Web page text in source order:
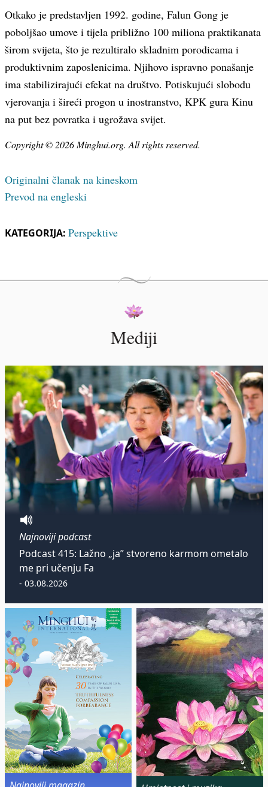
Otkako je predstavljen 1992. godine, Falun Gong je
poboljšao umove i tijela približno 100 miliona praktikanata
širom svijeta, što je rezultiralo skladnim porodicama i
produktivnim zaposlenicima. Njihovo ispravno ponašanje
ima stabilizirajući efekat na društvo. Potiskujući slobodu
vjerovanja i šireći progon u inostranstvo, KPK gura Kinu
na put bez povratka i ugrožava svijet.
Copyright © 2026 Minghui.org. All rights reserved.
Originalni članak na kineskom
Prevod na engleski
KATEGORIJA: Perspektive
Mediji
Najnoviji podcast
Podcast 415: Lažno „ja” stvoreno karmom ometalo
me pri učenju Fa
- 03.08.2026